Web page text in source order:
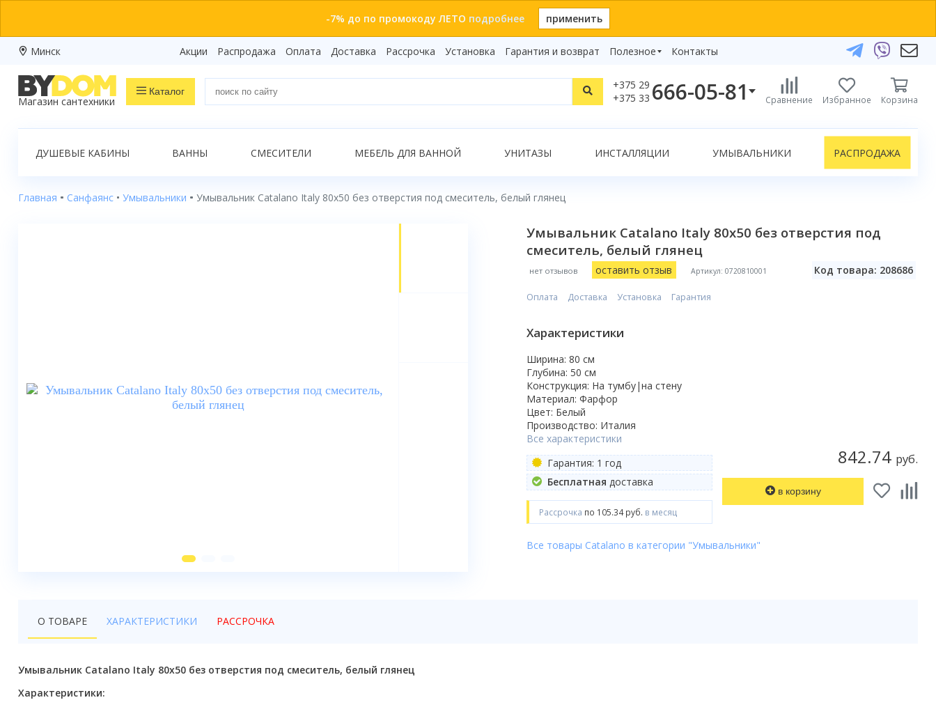
-7% до по промокоду ЛЕТО подробнее применить
Минск Акции Распродажа Оплата Доставка Рассрочка Установка Гарантия и возврат
Полезное
Видеообзоры
Бренды
Контакты
Магазин сантехники
Каталог
+375 29
+375 33 666-05-81
+375 29 666-05-81
+375 17 243-24-29
Telegram
Viber
info@bydom.by
Сравнение Избранное Корзина
Показать все результаты
Распродажа
Ванны
Смесители
Кухонные мойки
ДУШЕВЫЕ КАБИНЫ ВАННЫ СМЕСИТЕЛИ МЕБЕЛЬ ДЛЯ ВАННОЙ УНИТАЗЫ ИНСТАЛЛЯЦИИ УМЫВАЛЬНИКИ РАСПРОДАЖА
Главная Санфаянс Умывальники Умывальник Catalano Italy 80x50 без отверстия под смеситель, белый глянец
Умывальник Catalano Italy 80x50 без отверстия под
смеситель, белый глянец
нет отзывов оставить отзыв Артикул: 0720810001 Код товара: 208686
842.74 руб.
в корзину
Оплата Доставка Установка Гарантия
Характеристики
Ширина: 80 см
Глубина: 50 см
Конструкция: На тумбу|на стену
Материал: Фарфор
Цвет: Белый
Производство: Италия
Все характеристики
Гарантия: 1 год
Бесплатная доставка
Рассрочка по 105.34 руб. в месяц
Все товары Catalano в категории "Умывальники"
О ТОВАРЕ ХАРАКТЕРИСТИКИ РАССРОЧКА
Умывальник Catalano Italy 80x50 без отверстия под смеситель, белый глянец
Характеристики: